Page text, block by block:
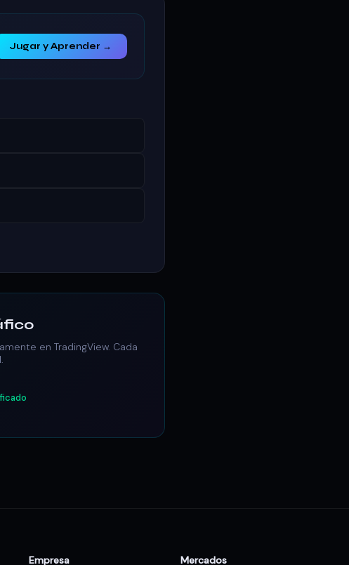
Jugar y Aprender →
en TradingView. Cada
Empresa Mercados